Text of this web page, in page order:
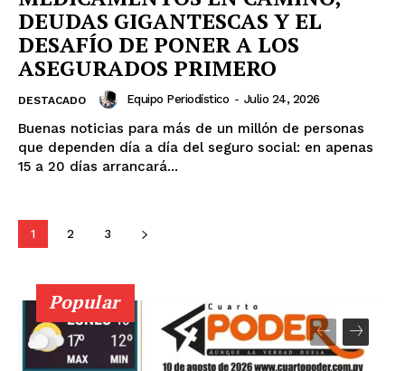
DEUDAS GIGANTESCAS Y EL
DESAFÍO DE PONER A LOS
ASEGURADOS PRIMERO
DESTACADO Equipo Periodístico - Julio 24, 2026
Buenas noticias para más de un millón de personas
que dependen día a día del seguro social: en apenas
15 a 20 días arrancará...
1 2 3
Popular